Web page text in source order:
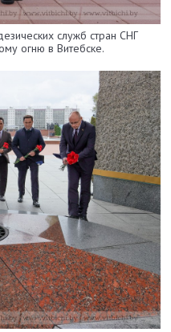
служб стран СНГ
огню в Витебске.